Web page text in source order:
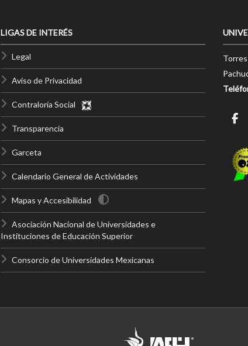
LIGAS DE INTERÉS
Legal
Aviso de Privacidad
Contraloría Social
Transparencia
Garceta
Calendario General de Actividades
Mapas y Accesibilidad
Asociación Nacional de Universidades e
Instituciones de Educación Superior
Consorcio de Universidades Mexicanas